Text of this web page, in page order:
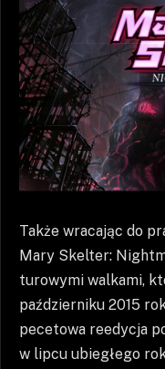
Także wracając do
Mary Skelter:
turowymi walkami,
październiku 2015
pecetowa reedycja
w lipcu ubiegłego